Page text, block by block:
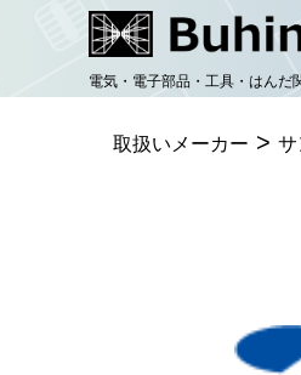
電気・電子部品・工具・はんだ
取扱いメーカー > サ